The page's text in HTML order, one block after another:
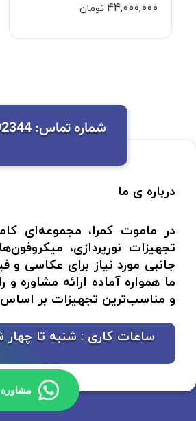
950,000 تومان
شماره تماس: 33992344-021 - 09127172462 آدرس: تهران - میدان امام خمینی - خیابان باب همایون - پاساژ ایران پگاه - پلاک 30
درباره ی ما
در ماموت کمرا، مجموعه‌ای
تجهیزات نورپردازی،
جانبی مورد نیاز برای عکاسی
ما همواره آماده ارائه مشاوره
و مناسب‌ترین تجهیزات بر